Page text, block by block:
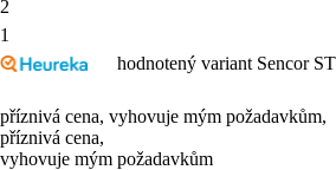
2
1
hodnotený variant Sencor
příznivá cena, vyhovuje mým požadavkům,
příznivá cena,
vyhovuje mým požadavkům